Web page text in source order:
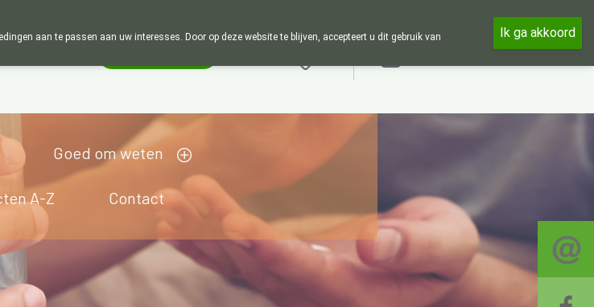
Goed om weten
A-Z Contact
aan te passen aan uw interesses. Door op deze website te blijven, accepteert u dit gebruik van
Ik ga akkoord